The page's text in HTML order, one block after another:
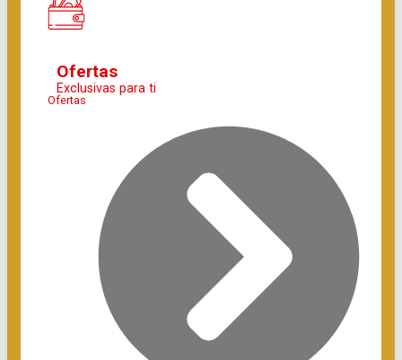
Ofertas
Exclusivas para ti
Ofertas